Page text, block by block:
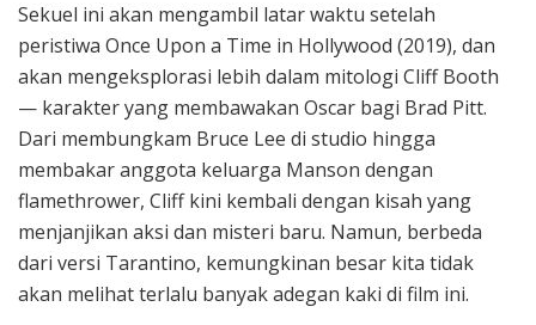
Sekuel ini akan mengambil latar waktu setelah
peristiwa Once Upon a Time in Hollywood (2019), dan
akan mengeksplorasi lebih dalam mitologi Cliff Booth
— karakter yang membawakan Oscar bagi Brad Pitt.
Dari membungkam Bruce Lee di studio hingga
membakar anggota keluarga Manson dengan
flamethrower, Cliff kini kembali dengan kisah yang
menjanjikan aksi dan misteri baru. Namun, berbeda
dari versi Tarantino, kemungkinan besar kita tidak
akan melihat terlalu banyak adegan kaki di film ini.